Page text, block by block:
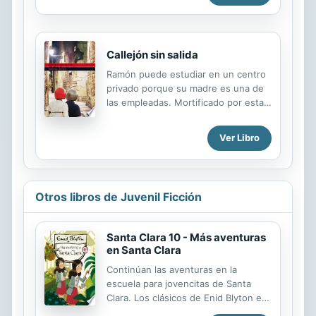
y caballeras de la Tribu lo tienen
Callejón sin salida
Ramón puede estudiar en un centro
privado porque su madre es una de
las empleadas. Mortificado por esta
movido por la envidia y los celos de
todo cuanto sus compañeros poseen
sin esfuerzo. Cuando se enamora de
Berta, necesita dinero para acortar
fácil implica peligro y él, cegado por
su obsesión, se precipitará hacia un
Ver Libro
Otros libros de Juvenil Ficción
Santa Clara 10 - Más aventuras
en Santa Clara
Continúan las aventuras en la
escuela para jovencitas de Santa
Clara. Los clásicos de Enid Blyton en
una nueva edición actualizada. ¡Hay